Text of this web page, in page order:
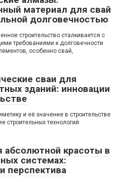
материал для свай
долговечностью
строительство сталкивается с
требованиями к долговечности
особенно свай,
сваи для
зданий: инновации
и её значение в строительстве
строительных технологий
абсолютной красоты в
системах:
перспектива